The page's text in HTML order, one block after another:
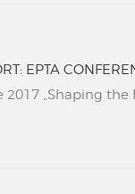
EPTA
2017 „Shaping